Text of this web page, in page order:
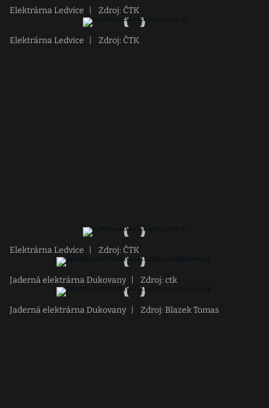
Elektrárna Ledvice Zdroj: ČTK
Elektrárna Ledvice Zdroj: ČTK
Elektrárna Ledvice Zdroj: ČTK
Jaderná elektrárna Dukovany Zdroj: ctk
Jaderná elektrárna Dukovany Zdroj: Blazek Tomas